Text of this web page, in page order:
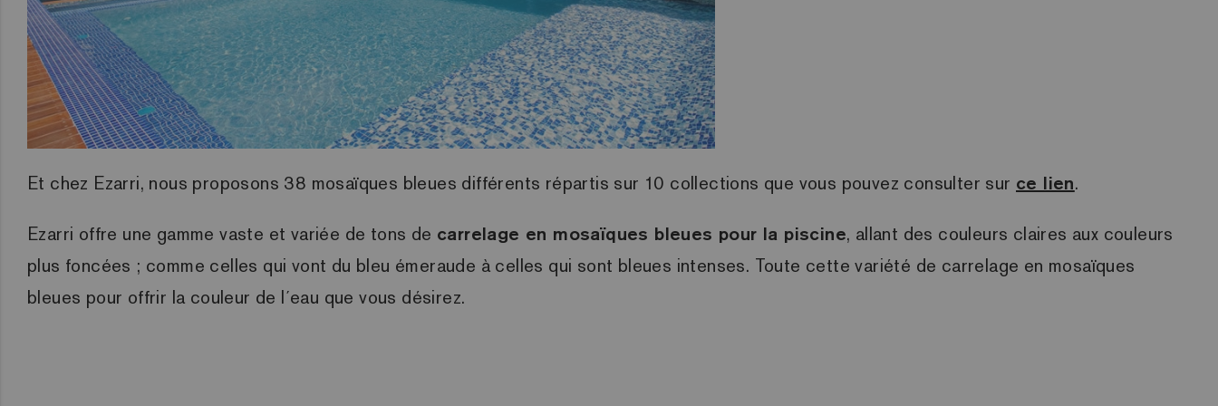
Et chez Ezarri, nous proposons 38 mosaïques bleues différents répartis sur 10 collections que vous pouvez consulter sur ce lien.
Ezarri offre une gamme vaste et variée de tons de carrelage en mosaïques bleues pour la piscine, allant des couleurs claires aux couleurs
plus foncées ; comme celles qui vont du bleu émeraude à celles qui sont bleues intenses. Toute cette variété de carrelage en mosaïques
bleues pour offrir la couleur de l´eau que vous désirez.